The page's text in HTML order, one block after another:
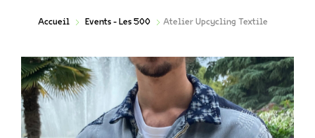
Accueil Events - Les 500 Atelier Upcycling Textile